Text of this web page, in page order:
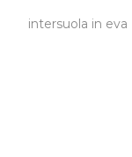
intersuola in eva